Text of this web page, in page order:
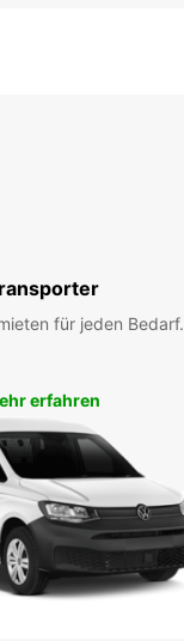
in Kathu
eine sorgenfreie und
für jeden Bedarf.
erfahren